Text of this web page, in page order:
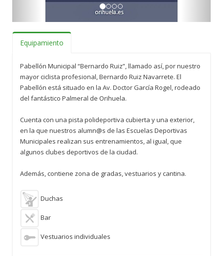
Equipamiento
Pabellón Municipal “Bernardo Ruiz”, llamado así, por nuestro
mayor ciclista profesional, Bernardo Ruiz Navarrete. El
Pabellón está situado en la Av. Doctor García Rogel, rodeado
del fantástico Palmeral de Orihuela.
Cuenta con una pista polideportiva cubierta y una exterior,
en la que nuestros alumn@s de las Escuelas Deportivas
Municipales realizan sus entrenamientos, al igual, que
algunos clubes deportivos de la ciudad.
Además, contiene zona de gradas, vestuarios y cantina.
Duchas
Bar
Vestuarios individuales